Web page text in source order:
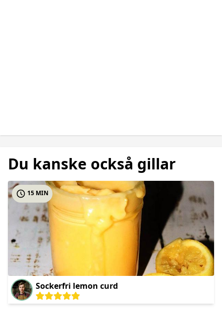
Du kanske också gillar
Sockerfri lemon curd
15 MIN